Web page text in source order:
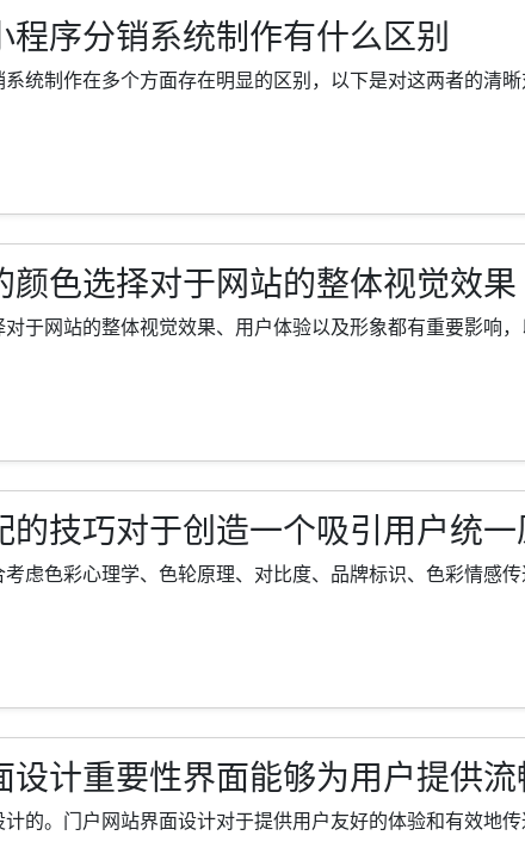
程序分销系统制作有什么区别
统制作在多个方面存在明显的区别，以下是对这两者的清
颜色选择对于网站的整体视觉效果
于网站的整体视觉效果、用户体验以及形象都有重要影响
的技巧对于创造一个吸引用户统一
虑色彩心理学、色轮原理、对比度、品牌标识、色彩情感
设计重要性界面能够为用户提供流
的。门户网站界面设计对于提供用户友好的体验和有效地